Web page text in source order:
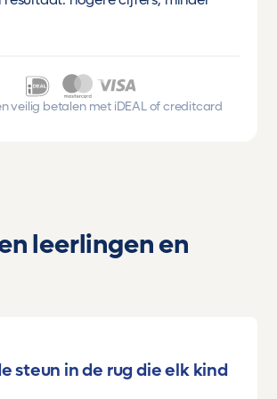
veilig betalen met iDEAL of creditcard
leerlingen en
steun in de rug die elk kind